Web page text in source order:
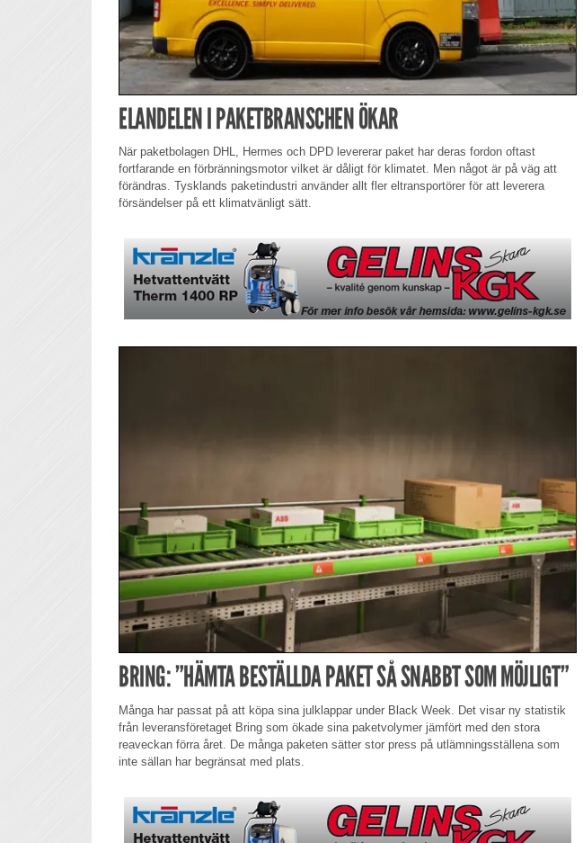
ELANDELEN I PAKETBRANSCHEN ÖKAR
När paketbolagen DHL, Hermes och DPD levererar paket har deras fordon oftast
fortfarande en förbränningsmotor vilket är dåligt för klimatet. Men något är på väg att
förändras. Tysklands paketindustri använder allt fler eltransportörer för att leverera
försändelser på ett klimatvänligt sätt.
BRING: ”HÄMTA BESTÄLLDA PAKET SÅ SNABBT SOM MÖJLIGT”
Många har passat på att köpa sina julklappar under Black Week. Det visar ny statistik
från leveransföretaget Bring som ökade sina paketvolymer jämfört med den stora
reaveckan förra året. De många paketen sätter stor press på utlämningsställena som
inte sällan har begränsat med plats.